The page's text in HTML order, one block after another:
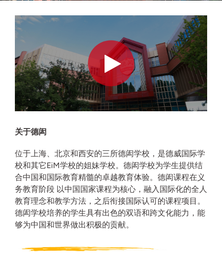
关于德闳
位于上海、北京和西安的三所德闳学校，是德威国际学
校和其它EiM学校的姐妹学校。德闳学校为学生提供结
合中国和国际教育精髓的卓越教育体验。德闳课程在义
务教育阶段 以中国国家课程为核心，融入国际化的全人
教育理念和教学方法，之后衔接国际认可的课程项目。
德闳学校培养的学生具有出色的双语和跨文化能力，能
够为中国和世界做出积极的贡献。